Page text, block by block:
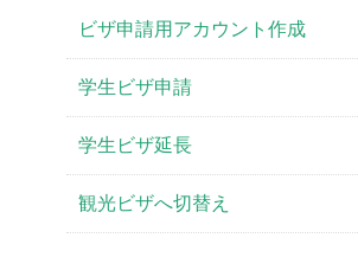
ビザ申請用アカウント作成
学生ビザ申請
学生ビザ延長
観光ビザへ切替え